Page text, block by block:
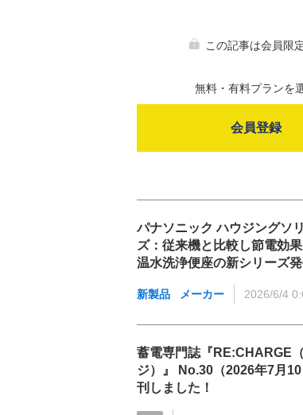
この記事は会員限
無料・有料プランを
会員登録
パナソニック ハウジングソ
ズ：従来機と比較し節電効
温水洗浄便座の新シリーズ
新製品 メーカー 2026/6/4
蓄電専門誌『RE:CHARGE
ジ）』 No.30（2026年7月
刊しました！